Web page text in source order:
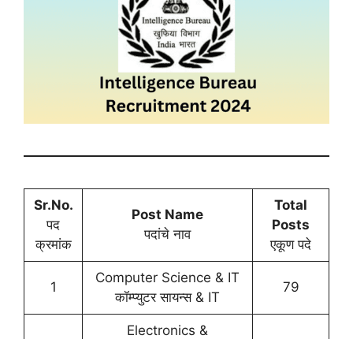
Sr.No.
पद
क्रमांक
Post Name
पदांचे नाव
Total
Posts
एकूण पदे
1
Computer Science & IT
कॉम्प्युटर सायन्स & IT
79
Electronics &